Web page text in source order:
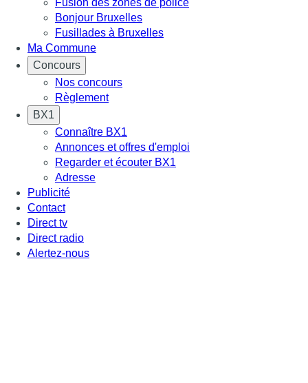
Bonjour Bruxelles
Fusillades à Bruxelles
Ma Commune
Concours
Nos concours
Règlement
BX1
Connaître BX1
Annonces et offres d'emploi
Regarder et écouter BX1
Adresse
Publicité
Contact
Direct tv
Direct radio
Alertez-nous